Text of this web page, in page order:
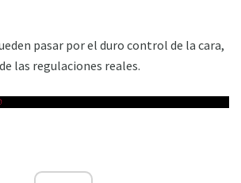
pasar por el duro control de la cara,
las regulaciones reales.